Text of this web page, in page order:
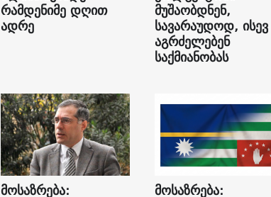
რამდენიმე დღით
ადრე
მუშაობდნენ,
სავარაუდოდ, ისევ
აგრძელებენ
საქმიანობას
მოსაზრება: მოსაზრება: